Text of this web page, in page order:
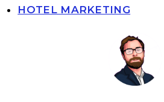
HOTEL MARKETING